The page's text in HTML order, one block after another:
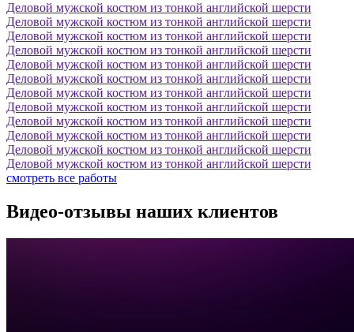
Деловой мужской костюм из тонкой английской шерсти
Деловой мужской костюм из тонкой английской шерсти
Деловой мужской костюм из тонкой английской шерсти
Деловой мужской костюм из тонкой английской шерсти
Деловой мужской костюм из тонкой английской шерсти
Деловой мужской костюм из тонкой английской шерсти
Деловой мужской костюм из тонкой английской шерсти
Деловой мужской костюм из тонкой английской шерсти
Деловой мужской костюм из тонкой английской шерсти
Деловой мужской костюм из тонкой английской шерсти
Деловой мужской костюм из тонкой английской шерсти
Деловой мужской костюм из тонкой английской шерсти
смотреть все работы
Видео-отзывы наших клиентов